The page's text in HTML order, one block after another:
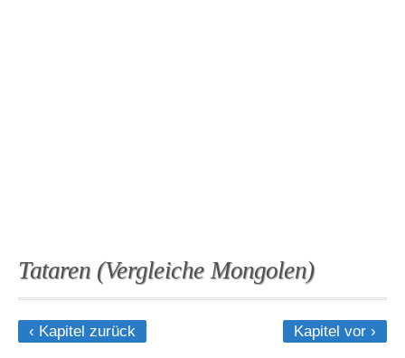
Tataren (Vergleiche Mongolen)
‹ Kapitel zurück Kapitel vor ›